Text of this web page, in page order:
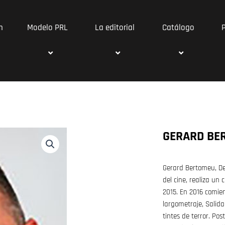
Modelo PRL La editorial Catálogo
GERARD
Gerard Bertomeu,
del cine, realiza un
2015. En 2016
largometraje,
tintes de terror.